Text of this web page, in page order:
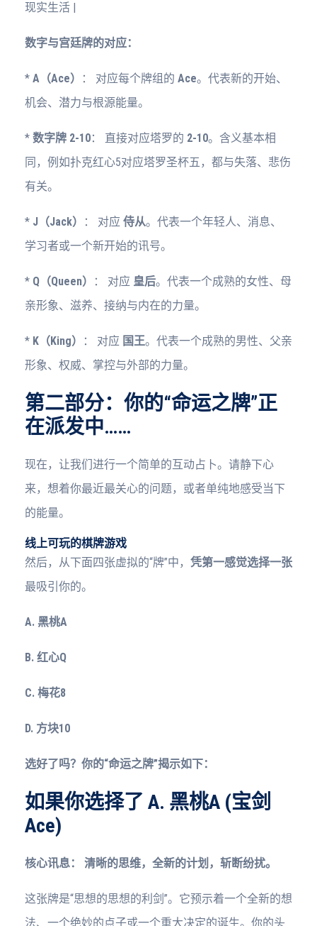
现实生活 |
数字与宫廷牌的对应：
* A（Ace） ： 对应每个牌组的 Ace。代表新的开始、
机会、潜力与根源能量。
* 数字牌 2-10： 直接对应塔罗的 2-10。含义基本相
同，例如扑克红心5对应塔罗圣杯五，都与失落、悲伤
有关。
* J（Jack） ： 对应 侍从。代表一个年轻人、消息、
学习者或一个新开始的讯号。
* Q（Queen） ： 对应 皇后。代表一个成熟的女性、母
亲形象、滋养、接纳与内在的力量。
* K（King） ： 对应 国王。代表一个成熟的男性、父亲
形象、权威、掌控与外部的力量。
第二部分：你的“命运之牌”正
在派发中……
现在，让我们进行一个简单的互动占卜。请静下心
来，想着你最近最关心的问题，或者单纯地感受当下
的能量。
线上可玩的棋牌游戏
然后，从下面四张虚拟的“牌”中， 凭第一感觉选择一张
最吸引你的。
A. 黑桃A
B. 红心Q
C. 梅花8
D. 方块10
选好了吗？你的“命运之牌”揭示如下：
如果你选择了 A. 黑桃A (宝剑
Ace)
核心讯息： 清晰的思维，全新的计划，斩断纷扰。
这张牌是“思想的思想的利剑”。它预示着一个全新的想
法、一个绝妙的点子或一个重大决定的诞生。你的头